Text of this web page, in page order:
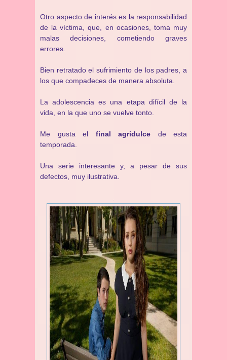
Otro aspecto de interés es la responsabilidad
de la víctima, que, en ocasiones, toma muy
malas decisiones, cometiendo graves
errores.
Bien retratado el sufrimiento de los padres, a
los que compadeces de manera absoluta.
La adolescencia es una etapa difícil de la
vida, en la que uno se vuelve tonto.
Me gusta el final agridulce de esta
temporada.
Una serie interesante y, a pesar de sus
defectos, muy ilustrativa.